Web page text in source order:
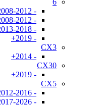
6
- 2008-2012
- 2008-2012 (5 דלתות)
- 2013-2018
- 2019+
CX3
- 2014+
CX30
- 2019+
CX5
- 2012-2016
- 2017-2026